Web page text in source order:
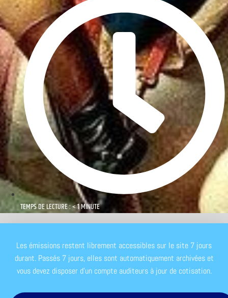
TEMPS DE LECTURE : < 1 MINUTE
Les émissions restent librement accessibles sur le site 7 jours
durant. Passés 7 jours, elles sont automatiquement archivées et
vous devez disposer d'un compte auditeurs à jour de cotisation.